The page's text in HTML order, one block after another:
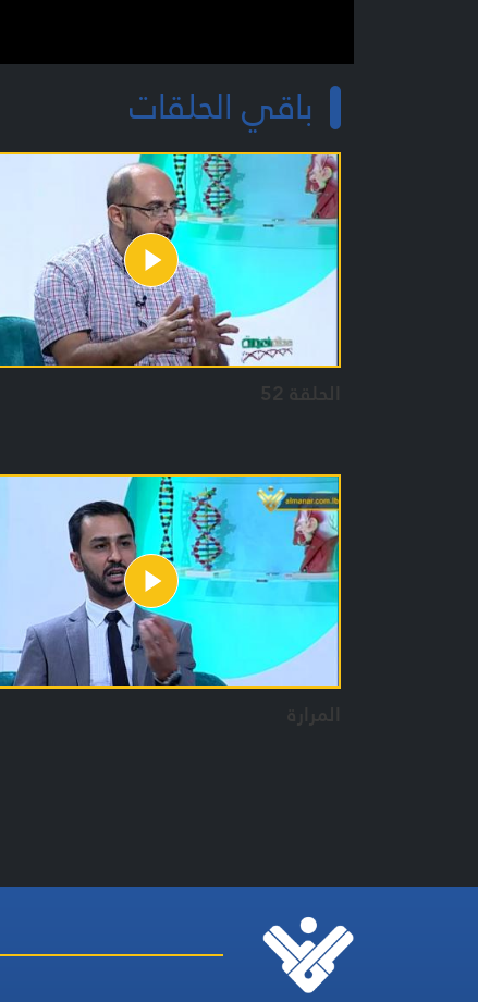
باقي الحلقات
الحلقة 52
المرارة